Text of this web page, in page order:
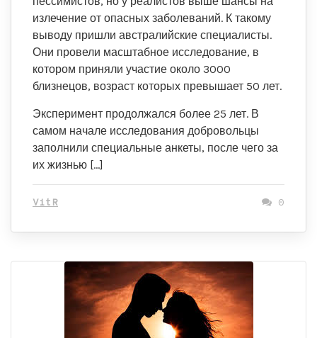
излечение от опасных заболеваний. К такому
выводу пришли австралийские специалисты.
Они провели масштабное исследование, в
котором приняли участие около 3000
близнецов, возраст которых превышает 50 лет.
Эксперимент продолжался более 25 лет. В
самом начале исследования добровольцы
заполнили специальные анкеты, после чего за
их жизнью […]
VitR 0